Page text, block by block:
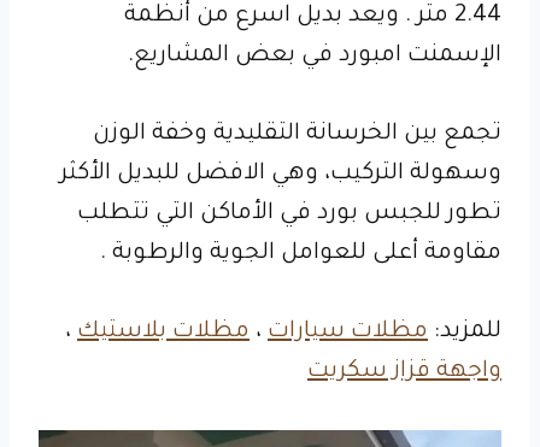
2.44 متر . ويعد بديل اسرع من أنظمة
الإسمنت امبورد في بعض المشاريع.
تجمع بين الخرسانة التقليدية وخفة الوزن
وسهولة التركيب، وهي الافضل للبديل الأكثر
تطور للجبس بورد في الأماكن التي تتطلب
مقاومة أعلى للعوامل الجوية والرطوبة .
للمزيد: مظلات سيارات ، مظلات بلاستيك ،
واجهة قزاز سكريت